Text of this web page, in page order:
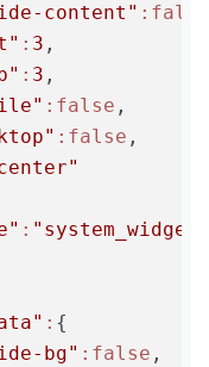
content" :false
: 3 ,
: 3 ,
:false ,
:false ,
:
: {
bg" :false ,